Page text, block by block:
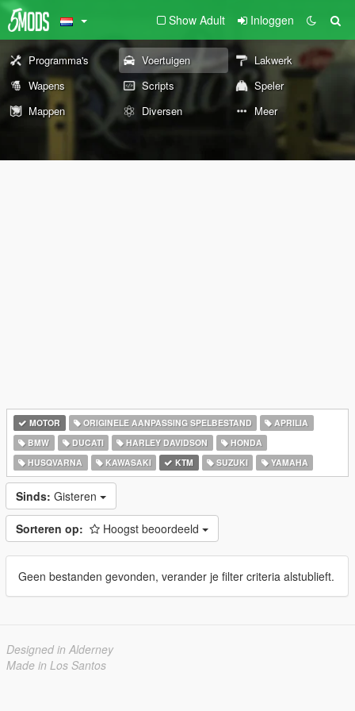
Show Adult Inloggen
Programma's Voertuigen
Lakwerk
Wapens
Scripts
Speler
Mappen
Diversen Meer
MOTOR ORIGINELE AANPASSING SPELBESTAND
APRILIA
BMW
DUCATI HARLEY DAVIDSON
HONDA
HUSQVARNA
KAWASAKI KTM SUZUKI YAMAHA
Sinds: Gisteren
Sorteren op: Hoogst beoordeeld
Geen bestanden gevonden, verander je filter criteria alstublieft.
Designed in Alderney
Made in Los Santos